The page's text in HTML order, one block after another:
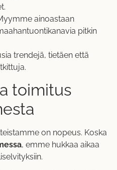
ainoastaan
pitkin
trendejä, tietäen että
toimitus
on nopeus. Koska
, emme hukkaa aikaa